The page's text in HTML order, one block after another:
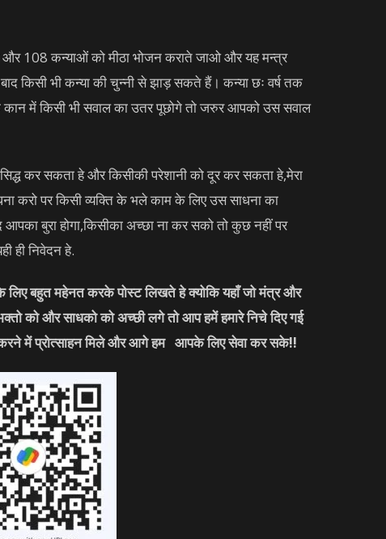
और 108 कन्याओं को मीठा भोजन कराते जाओ और यह मन्त्र
किसी भी कन्या की चुन्नी से झाड़ सकते हैं। कन्या छः वर्ष तक
कान में किसी भी सवाल का उतर पूछोगे तो जरुर आपको उस सवाल
कर सकता हे और किसीकी परेशानी को दूर कर सकता हे,मेरा
करो पर किसी व्यक्ति के भले काम के लिए उस साधना का
बुरा होगा,किसीका अच्छा ना कर सको तो कुछ नहीं पर
ही निवेदन हे.
बहुत महेनत करके पोस्ट लिखते हे क्योकि यहाँ जो मंत्र और
को और साधको को अच्छी लगे तो आप हमें हमारे निचे दिए गई
में प्रोत्साहन मिले और आगे हम आपके लिए सेवा कर सके!!